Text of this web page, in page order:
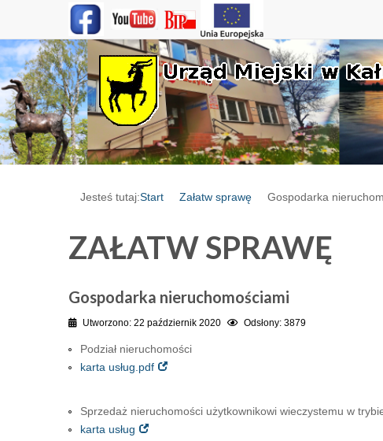
Jesteś tutaj:Start Załatw sprawę Gospodarka
ZAŁATW SPRAWĘ
Gospodarka nieruchomościami
Utworzono: 22 październik 2020 Odsłony: 3879
Podział nieruchomości
karta usług.pdf
Sprzedaż nieruchomości użytkownikowi wieczystemu w
karta usług